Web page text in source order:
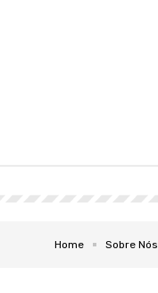
Home Sobre Nós